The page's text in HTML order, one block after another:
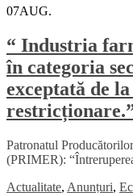
07AUG.
“ Industria
în categoria
exceptată de
Patronatul
(PRIMER):
Actualitate, Anunțuri,